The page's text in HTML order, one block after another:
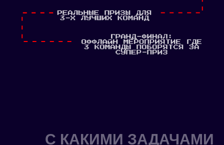
С КАКИМИ ЗАДАЧАМИ